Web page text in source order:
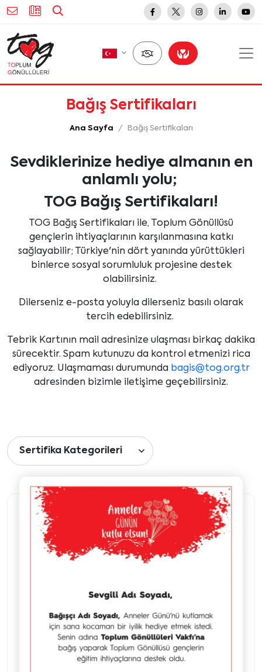
Bağış Sertifikaları
Ana Sayfa Bağış Sertifikaları
Sevdiklerinize hediye almanın en
anlamlı yolu;
TOG Bağış Sertifikaları!
TOG Bağış Sertifikaları ile, Toplum Gönüllüsü
gençlerin ihtiyaçlarının karşılanmasına katkı
sağlayabilir; Türkiye'nin dört yanında yürüttükleri
binlerce sosyal sorumluluk projesine destek
olabilirsiniz.
Dilerseniz e-posta yoluyla dilerseniz basılı olarak
tercih edebilirsiniz.
Tebrik Kartının mail adresinize ulaşması birkaç dakika
sürecektir. Spam kutunuzu da kontrol etmenizi rica
ediyoruz. Ulaşmaması durumunda bagis@tog.org.tr
adresinden bizimle iletişime geçebilirsiniz.